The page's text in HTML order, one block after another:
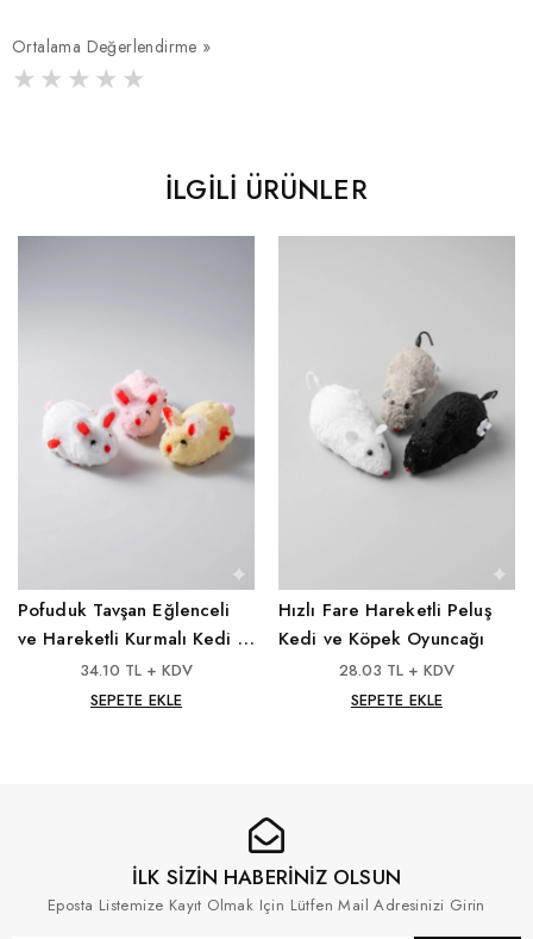
Ortalama Değerlendirme »
İLGILI ÜRÜNLER
Pofuduk Tavşan Eğlenceli
ve Hareketli Kurmalı Kedi &
Köpek Oyuncağı
34.10 TL + KDV
SEPETE EKLE
Hızlı Fare Hareketli Peluş
Kedi ve Köpek Oyuncağı
28.03 TL + KDV
SEPETE EKLE
İLK SİZİN HABERİNİZ OLSUN
Eposta Listemize Kayıt Olmak Için Lütfen Mail Adresinizi Girin